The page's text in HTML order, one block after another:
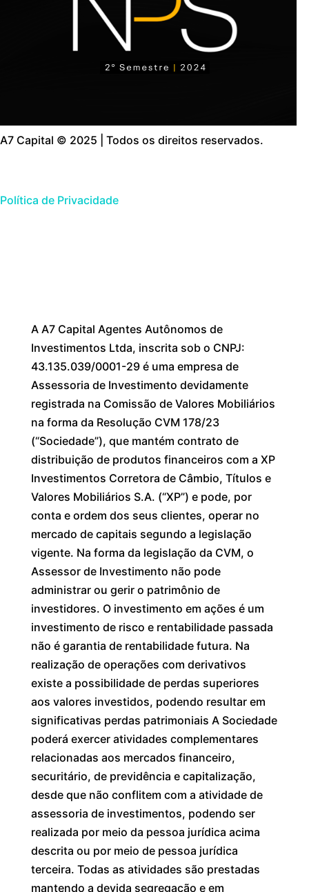
A7 Capital © 2025 | Todos os direitos reservados.
Política de Privacidade
A A7 Capital Agentes Autônomos de
Investimentos Ltda, inscrita sob o CNPJ:
43.135.039/0001-29 é uma empresa de
Assessoria de Investimento devidamente
registrada na Comissão de Valores Mobiliários
na forma da Resolução CVM 178/23
(“Sociedade”), que mantém contrato de
distribuição de produtos financeiros com a XP
Investimentos Corretora de Câmbio, Títulos e
Valores Mobiliários S.A. (“XP”) e pode, por
conta e ordem dos seus clientes, operar no
mercado de capitais segundo a legislação
vigente. Na forma da legislação da CVM, o
Assessor de Investimento não pode
administrar ou gerir o patrimônio de
investidores. O investimento em ações é um
investimento de risco e rentabilidade passada
não é garantia de rentabilidade futura. Na
realização de operações com derivativos
existe a possibilidade de perdas superiores
aos valores investidos, podendo resultar em
significativas perdas patrimoniais A Sociedade
poderá exercer atividades complementares
relacionadas aos mercados financeiro,
securitário, de previdência e capitalização,
desde que não conflitem com a atividade de
assessoria de investimentos, podendo ser
realizada por meio da pessoa jurídica acima
descrita ou por meio de pessoa jurídica
terceira. Todas as atividades são prestadas
mantendo a devida segregação e em